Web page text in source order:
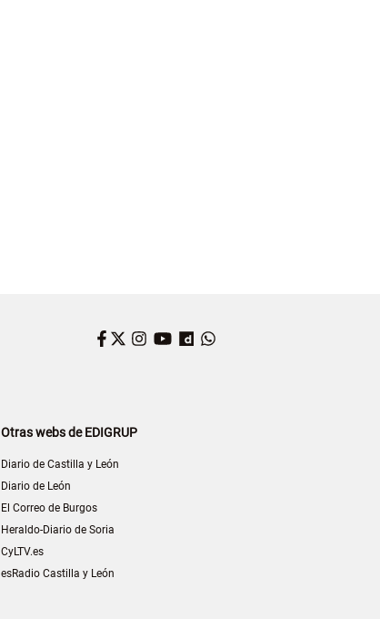
Facebook
Twitter
Instagram
YouTube
Dailymotion
Otras webs de EDIGRUP
Diario de Castilla y León
Diario de León
El Correo de Burgos
Heraldo-Diario de Soria
CyLTV.es
esRadio Castilla y León